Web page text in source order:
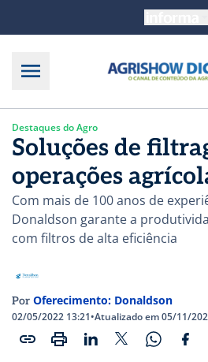
Destaques do Agro
Soluções de
operações
Com mais de 100 anos de
Donaldson garante a
com filtros de alta eficiência
Por Oferecimento: Donaldson
02/05/2022 13:21•Atualizado em 05/11/